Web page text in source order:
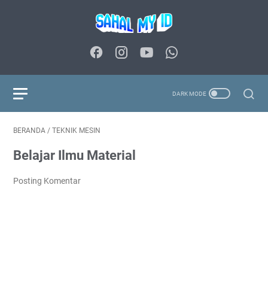
BERANDA / TEKNIK MESIN
Belajar Ilmu Material
Posting Komentar